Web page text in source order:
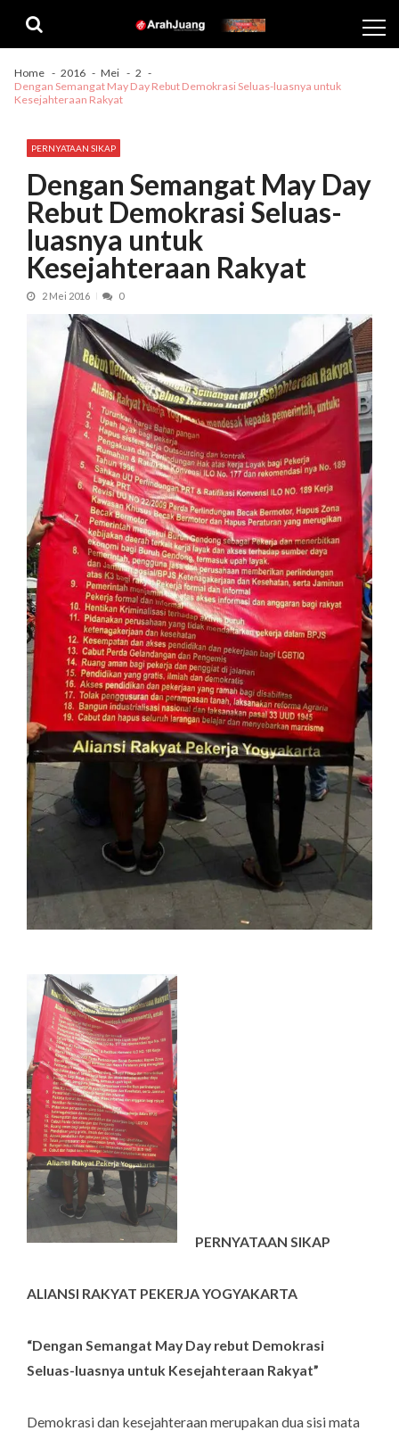
navigation
content
Home 2016 Mei
2
Dengan Semangat May Day Rebut Demokrasi Seluas-luasnya untuk
Kesejahteraan Rakyat
PERNYATAAN SIKAP
Dengan Semangat May Day
Rebut Demokrasi Seluas-
luasnya untuk
Kesejahteraan Rakyat
2 Mei 2016 0
PERNYATAAN SIKAP
ALIANSI RAKYAT PEKERJA YOGYAKARTA
“Dengan Semangat May Day rebut Demokrasi
Seluas-luasnya untuk Kesejahteraan Rakyat”
Demokrasi dan kesejahteraan merupakan dua sisi mata